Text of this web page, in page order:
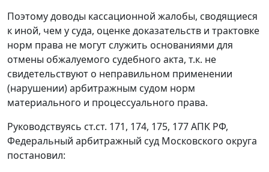
Поэтому доводы кассационной жалобы, сводящиеся
к иной, чем у суда, оценке доказательств и трактовке
норм права не могут служить основаниями для
отмены обжалуемого судебного акта, т.к. не
свидетельствуют о неправильном применении
(нарушении) арбитражным судом норм
материального и процессуального права.
Руководствуясь ст.ст. 171, 174, 175, 177АПК РФ,
Федеральный арбитражный суд Московского округа
постановил: